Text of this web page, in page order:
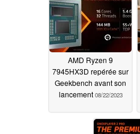
AMD Ryzen 9
7945HX3D repérée sur
Geekbench avant son
lancement 08/22/2023